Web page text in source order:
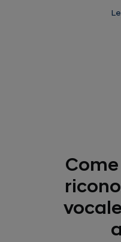
in pausa e